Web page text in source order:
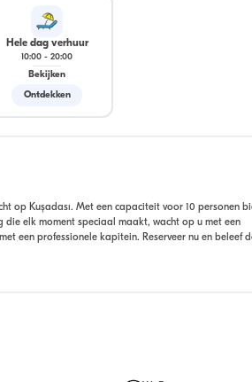
Hele dag verhuur
10:00 - 20:00
Bekijken
Ontdekken
op Kuşadası. Met een capaciteit voor 10 personen
die elk moment speciaal maakt, wacht op u met een
een professionele kapitein. Reserveer nu en beleef